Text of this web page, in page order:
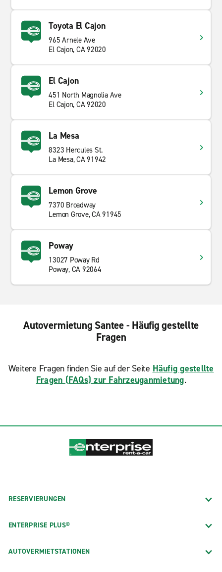
Toyota El Cajon
965 Arnele Ave
El Cajon, CA 92020
El Cajon
451 North Magnolia Ave
El Cajon, CA 92020
La Mesa
8323 Hercules St.
La Mesa, CA 91942
Lemon Grove
7370 Broadway
Lemon Grove, CA 91945
Poway
13027 Poway Rd
Poway, CA 92064
Autovermietung Santee - Häufig gestellte
Fragen
Weitere Fragen finden Sie auf der Seite Häufig gestellte
Fragen (FAQs) zur Fahrzeuganmietung.
RESERVIERUNGEN
ENTERPRISE PLUS®
AUTOVERMIETSTATIONEN